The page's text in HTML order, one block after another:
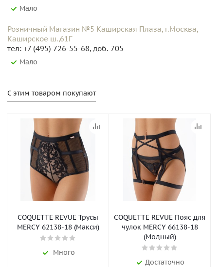
Мало
Розничный Магазин №5 Каширская Плаза, г.Москва,
Каширское ш.,61Г
тел: +7 (495) 726-55-68, доб. 705
Мало
С этим товаром покупают
COQUETTE REVUE Трусы
MERCY 62138-18 (Макси)
Много
COQUETTE REVUE Пояс для
чулок MERCY 66138-18
(Модный)
Достаточно